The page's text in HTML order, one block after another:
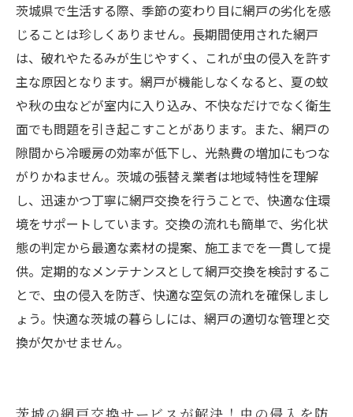
茨城県で生活する際、季節の変わり目に網戸の劣化を感
じることは珍しくありません。長期間使用された網戸
は、破れやたるみが生じやすく、これが虫の侵入を許す
主な原因となります。網戸が機能しなくなると、夏の蚊
や秋の虫などが室内に入り込み、不快なだけでなく衛生
面でも問題を引き起こすことがあります。また、網戸の
隙間から冷暖房の効率が低下し、光熱費の増加にもつな
がりかねません。茨城の張替え業者は地域特性を理解
し、迅速かつ丁寧に網戸交換を行うことで、快適な住環
境をサポートしています。交換の流れも簡単で、劣化状
態の判定から最適な素材の提案、施工までを一貫して提
供。定期的なメンテナンスとして網戸交換を検討するこ
とで、虫の侵入を防ぎ、快適な空気の流れを確保しまし
ょう。快適な茨城の暮らしには、網戸の適切な管理と交
換が欠かせません。